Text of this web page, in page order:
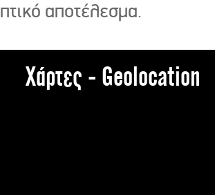
αποτέλεσμα.
Χάρτες - Geolocation